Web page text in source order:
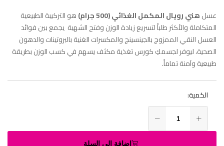
عسلهني رويال المكمل الغذائي (500 جرام)
هو التركيبة الطبيعية
المتكاملة والأكثر طلباً لتسريع زيادة الوزن وفتح الشهية يجمع بين فوائد
العسل النقي الممزوج بالجينسينج والمكسرات الغنية بالبروتينات والدهون
الصحية، ليوفر لجسمكِ كورس تغذية مكثف يسهم في كسب الوزن بطريقة
طبيعية وآمنة تماماً.
الكمية:
إضافة إلى السلة